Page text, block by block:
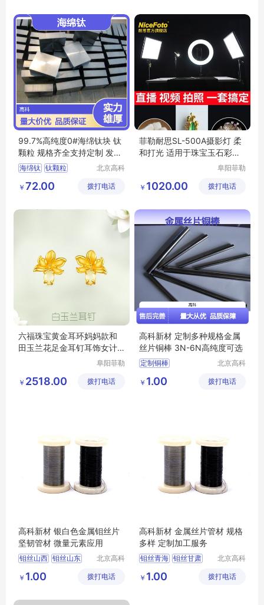
99.7%高纯度0#海绵钛块 钛
颗粒 规格齐全支持定制 发货
迅速
海绵钛 钛颗粒
7海绵钛 高纯钛颗粒
北京高科
技有限公
￥ 72.00 拨打电话
菲勒耐思SL-500A摄影灯 柔
和打光 适用于珠宝玉石彩宝
阜阳菲勒
公司
￥ 1020.00 拨打电话
六福珠宝黄金耳环妈妈款和
田玉兰花足金耳钉耳饰女计
阜阳菲勒
公司
￥ 2518.00 拨打电话
高科新材 定制多种规格金属
丝片铜棒 3N-6N高纯度可选
定制铜棒
高纯铜棒
北京高科
技有限公
￥ 1.00 拨打电话
高科新材 银白色金属钼丝片
坚韧管材 微量元素应用
钼丝山西 钼丝山东
钼丝合肥
北京高科
技有限公
￥ 1.00 拨打电话
高科新材 金属丝片管材 规格
多样 定制加工服务
钼丝青海 钼丝甘肃
钼丝济南
北京高科
技有限公
￥ 1.00 拨打电话